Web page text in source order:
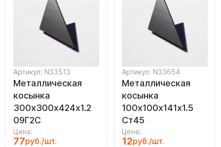
Артикул: N33513
Металлическая
косынка
300х300х424х1.2
09Г2С
Цена:
77руб./шт.
Артикул: N33654
Металлическая
косынка
100х100х141х1.5
Ст45
Цена:
12руб./шт.